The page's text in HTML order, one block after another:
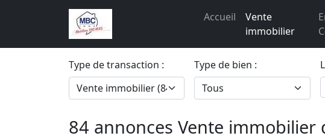
Accueil
Vente
immobilier
Type de transaction : Type de bien :
84 annonces Vente immobilier